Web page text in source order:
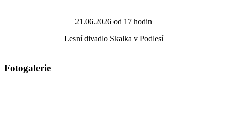
21.06.2026 od 17 hodin
Lesní divadlo Skalka v Podlesí
Fotogalerie